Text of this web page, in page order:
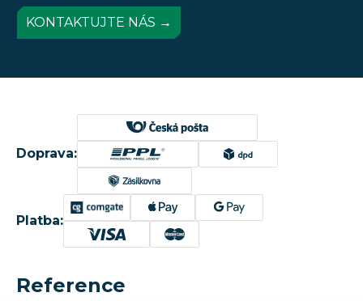
KONTAKTUJTE NÁS →
Doprava:
Platba:
Reference